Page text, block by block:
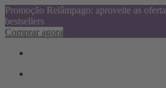
Promoção Relâmpago: aproveite as
bestsellers
Comprar agora